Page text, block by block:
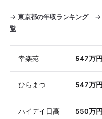
→ 東京都の年収ランキング→
覧
幸楽苑 547万円
ひらまつ 547万円
ハイデイ日高 550万円